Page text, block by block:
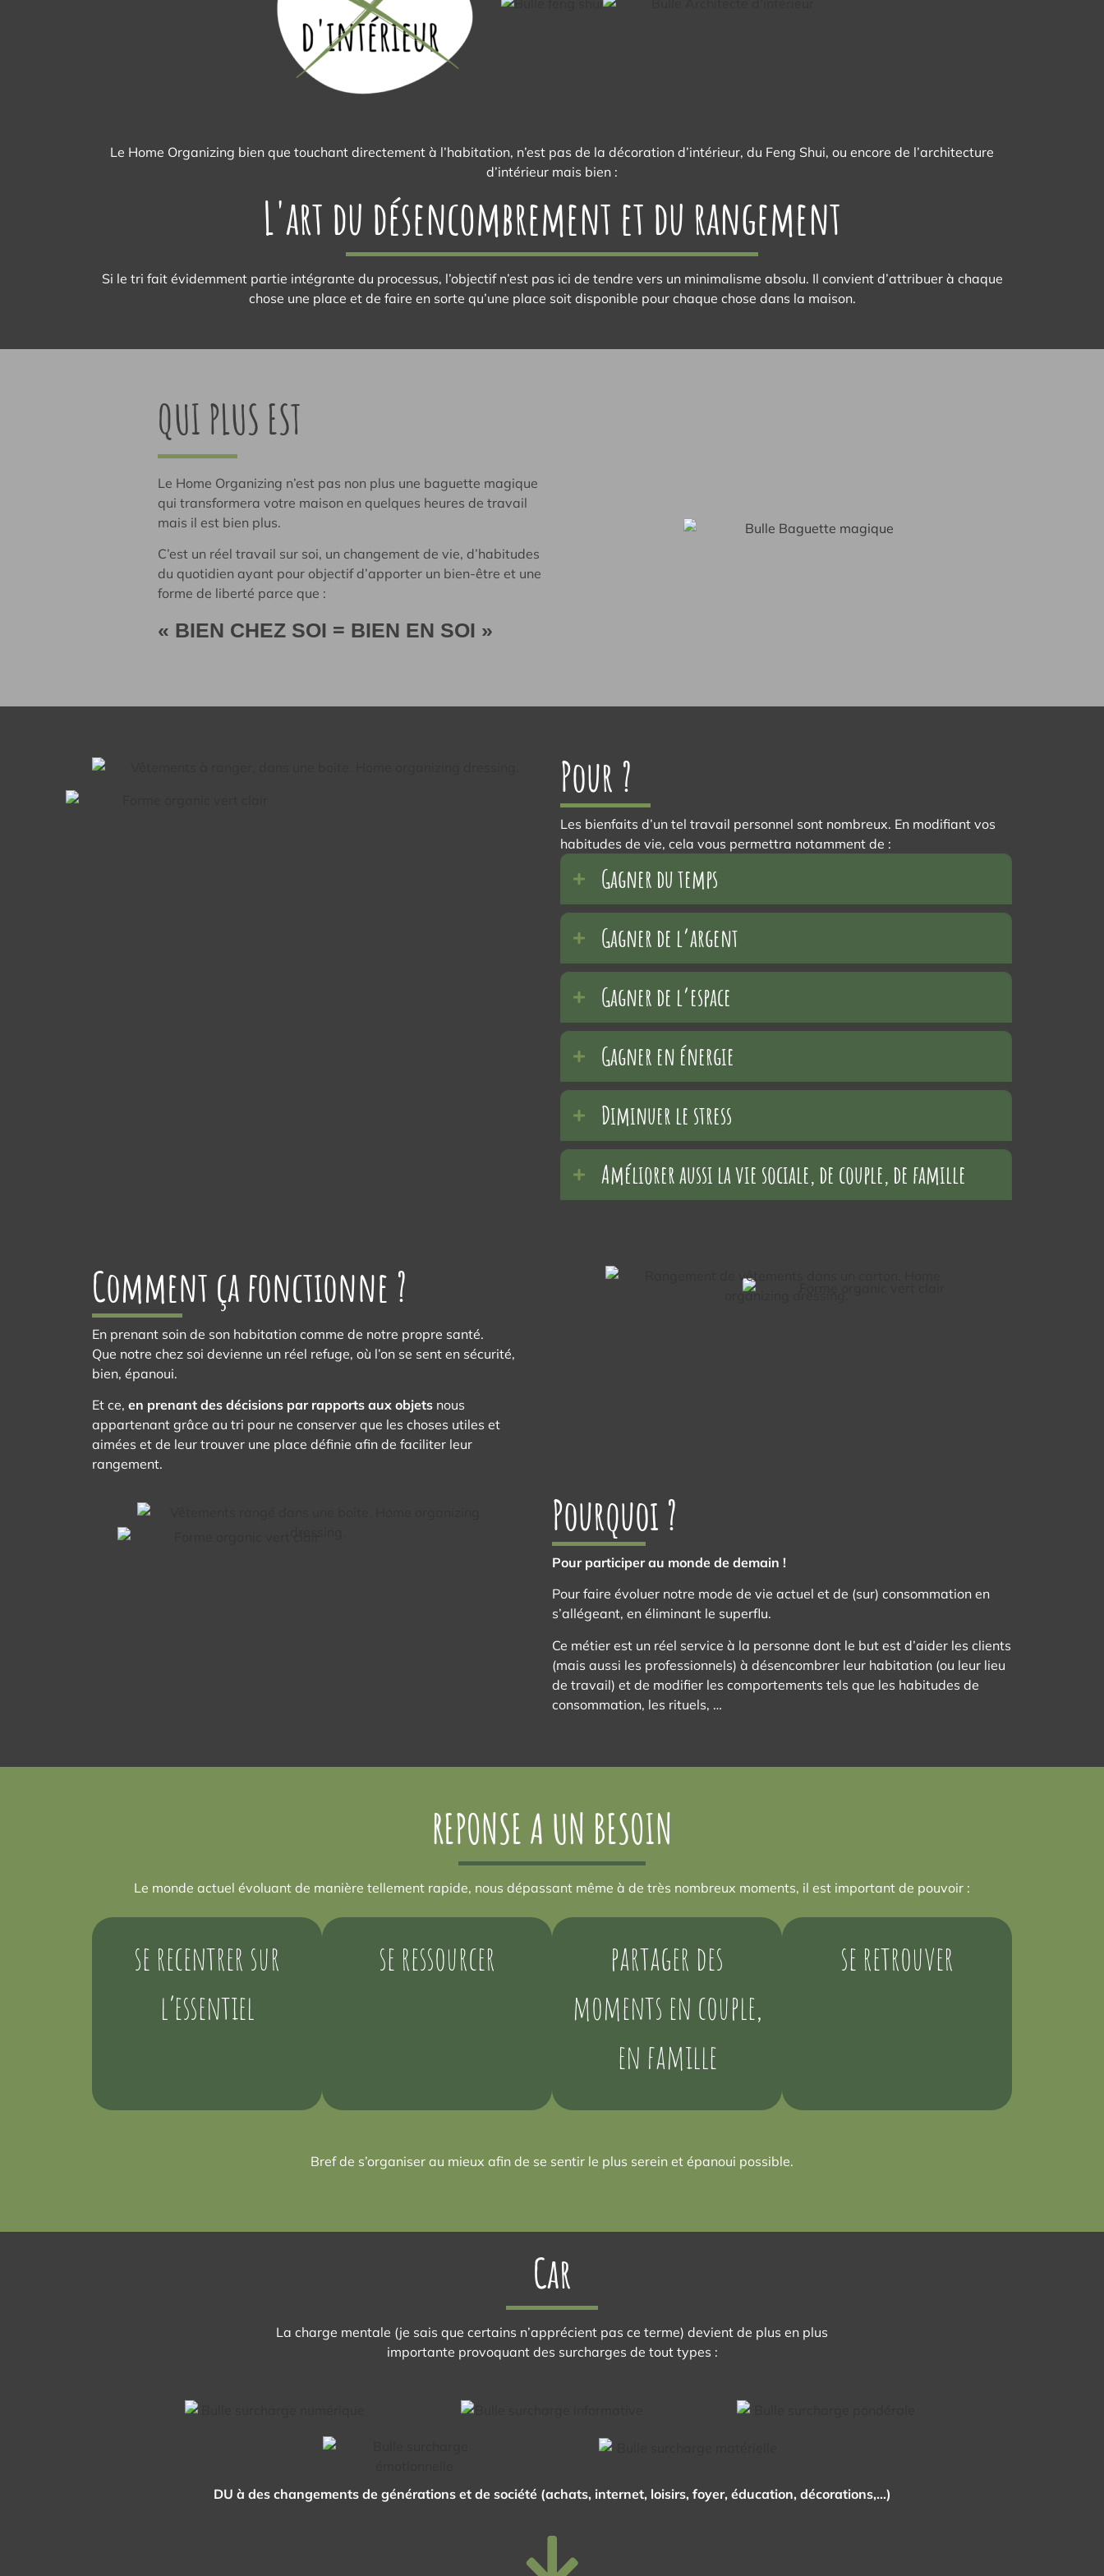
Le Home Organizing bien que touchant directement à l’habitation, n’est pas de la décoration d’intérieur, du Feng Shui, ou encore de l’architecture
d’intérieur mais bien :
L'art du désencombrement et du rangement
Si le tri fait évidemment partie intégrante du processus, l’objectif n’est pas ici de tendre vers un minimalisme absolu. Il convient d’attribuer à chaque
chose une place et de faire en sorte qu’une place soit disponible pour chaque chose dans la maison.
QUI PLUS EST
Le Home Organizing n’est pas non plus une baguette magique
qui transformera votre maison en quelques heures de travail
mais il est bien plus.
C’est un réel travail sur soi, un changement de vie, d’habitudes
du quotidien ayant pour objectif d’apporter un bien-être et une
forme de liberté parce que :
« BIEN CHEZ SOI = BIEN EN SOI »
Pour ?
Les bienfaits d’un tel travail personnel sont nombreux. En modifiant vos
habitudes de vie, cela vous permettra notamment de :
Gagner du temps
Gagner de l’argent
Gagner de l’espace
Gagner en énergie
Diminuer le stress
Améliorer aussi la vie sociale, de couple, de famille
Comment ça fonctionne ?
En prenant soin de son habitation comme de notre propre santé.
Que notre chez soi devienne un réel refuge, où l’on se sent en sécurité,
bien, épanoui.
Et ce, en prenant des décisions par rapports aux objets nous
appartenant grâce au tri pour ne conserver que les choses utiles et
aimées et de leur trouver une place définie afin de faciliter leur
rangement.
Pourquoi ?
Pour participer au monde de demain !
Pour faire évoluer notre mode de vie actuel et de (sur) consommation en
s’allégeant, en éliminant le superflu.
Ce métier est un réel service à la personne dont le but est d’aider les clients
(mais aussi les professionnels) à désencombrer leur habitation (ou leur lieu
de travail) et de modifier les comportements tels que les habitudes de
consommation, les rituels, …
REPONSE A UN BESOIN
Le monde actuel évoluant de manière tellement rapide, nous dépassant même à de très nombreux moments, il est important de pouvoir :
se recentrer sur
l’essentiel
se ressourcer
partager des
moments en couple,
en famille
se retrouver
Bref de s’organiser au mieux afin de se sentir le plus serein et épanoui possible.
Car
La charge mentale (je sais que certains n’apprécient pas ce terme) devient de plus en plus
importante provoquant des surcharges de tout types :
DU à des changements de générations et de société (achats, internet, loisirs, foyer, éducation, décorations,…)